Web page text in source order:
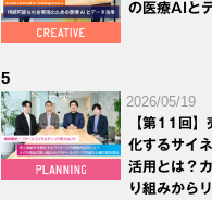
の医療AIと
5
2026/05/19
【第11回】
化するサイ
活用とは？
り組みから